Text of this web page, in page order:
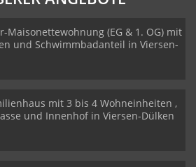
Maisonettewohnung (EG & 1. OG) mit
und Schwimmbadanteil in Viersen-
mit 3 bis 4 Wohneinheiten ,
und Innenhof in Viersen-Dülken